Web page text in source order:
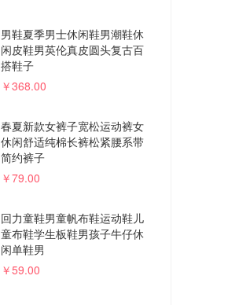
男鞋夏季男士休闲鞋男潮鞋休
闲皮鞋男英伦真皮圆头复古百
搭鞋子
￥368.00
春夏新款女裤子宽松运动裤女
休闲舒适纯棉长裤松紧腰系带
简约裤子
￥79.00
回力童鞋男童帆布鞋运动鞋儿
童布鞋学生板鞋男孩子牛仔休
闲单鞋男
￥59.00